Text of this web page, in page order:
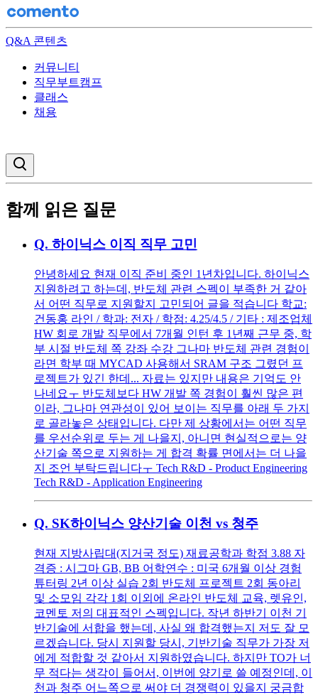
Q&A 콘텐츠
커뮤니티
직무부트캠프
클래스
채용
함께 읽은 질문
Q. 하이닉스 이직 직무 고민
안녕하세요 현재 이직 준비 중인 1년차입니다. 하이닉스
지원하려고 하는데, 반도체 관련 스펙이 부족한 거 같아
서 어떤 직무로 지원할지 고민되어 글을 적습니다 학교:
건동홍 라인 / 학과: 전자 / 학점: 4.25/4.5 / 기타 : 제조업체
HW 회로 개발 직무에서 7개월 인턴 후 1년째 근무 중, 학
부 시절 반도체 쪽 강좌 수강 그나마 반도체 관련 경험이
라면 학부 때 MYCAD 사용해서 SRAM 구조 그렸던 프
로젝트가 있긴 한데... 자료는 있지만 내용은 기억도 안
나네요ㅜ 반도체보다 HW 개발 쪽 경험이 훨씬 많은 편
이라, 그나마 연관성이 있어 보이는 직무를 아래 두 가지
로 골라놓은 상태입니다. 다만 제 상황에서는 어떤 직무
를 우선순위로 두는 게 나을지, 아니면 현실적으로는 양
산기술 쪽으로 지원하는 게 합격 확률 면에서는 더 나을
지 조언 부탁드립니다ㅜ Tech R&D - Product Engineering
Tech R&D - Application Engineering
Q. SK하이닉스 양산기술 이천 vs 청주
현재 지방사립대(지거국 정도) 재료공학과 학점 3.88 자
격증 : 시그마 GB, BB 어학연수 : 미국 6개월 이상 경험
튜터링 2년 이상 실습 2회 반도체 프로젝트 2회 동아리
및 소모임 각각 1회 이외에 온라인 반도체 교육, 렛유인,
코멘토 저의 대표적인 스펙입니다. 작년 하반기 이천 기
반기술에 서합을 했는데, 사실 왜 합격했는지 저도 잘 모
르겠습니다. 당시 지원할 당시, 기반기술 직무가 가장 저
에게 적합할 것 같아서 지원하였습니다. 하지만 TO가 너
무 적다는 생각이 들어서, 이번에 양기로 쓸 예정인데, 이
천과 청주 어느쪽으로 써야 더 경쟁력이 있을지 궁금합